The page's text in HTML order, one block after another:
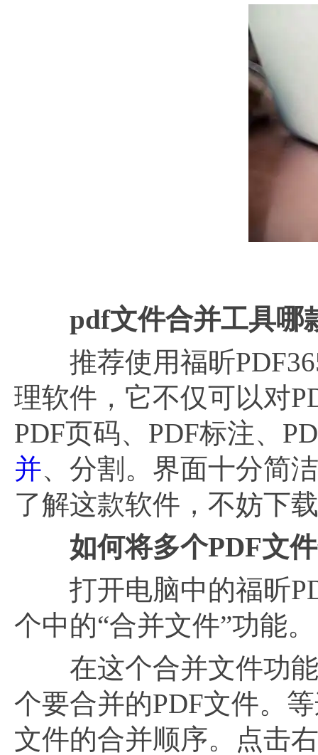
pdf文件合并工具哪
推荐使用福昕
理软件，它不仅可以对
PDF页码、PDF标注、
并、分割。界面十分简
了解这款软件，不妨下
如何将多个PDF文
打开电脑中的福昕
个中的“合并文件”功能。
在这个合并文件功能
个要合并的PDF文件。
文件的合并顺序。点击